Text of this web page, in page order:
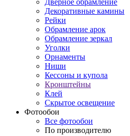
Дверное обрамление
Декоративные камины
Рейки
Обрамление арок
Обрамление зеркал
Уголки
Орнаменты
Ниши
Кессоны и купола
Кронштейны
Клей
Скрытое освещение
Фотообои
Все фотообои
По производителю